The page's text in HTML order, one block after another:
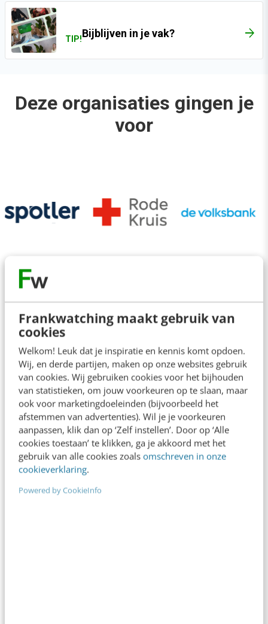
Frankwatching maakt gebruik van
cookies
Welkom! Leuk dat je inspiratie en kennis komt opdoen.
Wij, en derde partijen, maken op onze websites gebruik
van cookies. Wij gebruiken cookies voor het bijhouden
van statistieken, om jouw voorkeuren op te slaan, maar
ook voor marketingdoeleinden (bijvoorbeeld het
afstemmen van advertenties). Wil je je voorkeuren
aanpassen, klik dan op ‘Zelf instellen’. Door op ‘Alle
cookies toestaan’ te klikken, ga je akkoord met het
gebruik van alle cookies zoals omschreven in onze
cookieverklaring.
Powered by CookieInfo
TIP!Bijblijven in je vak?
Deze organisaties gingen je
voor
Veelgestelde vragen
Is de training geschikt voor mij en/of mijn
branche?
Is er nog plek bij de training?
Is de training erkend en geaccrediteerd?